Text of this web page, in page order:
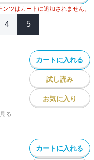
ツはカートに追加されません。
4 5
カートに入れる
試し読み
お気に入り
る
カートに入れる